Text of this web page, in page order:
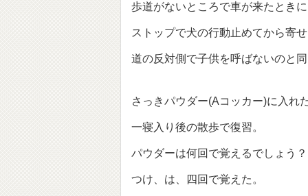
歩道がないところで車が来たときに
ストップで犬の行動止めてから寄せ
道の反対側で子供を呼ばないのと
さっきパウダー(Aコッカー)に入れた
一寝入り後の散歩で復習。
パウダーは何回で覚えるでしょう
つけ、は、四回で覚えた。